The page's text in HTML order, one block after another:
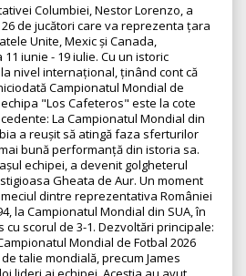
Columbiei, Nestor Lorenzo, a
de jucători care va reprezenta țara
Unite, Mexic și Canada,
iunie - 19 iulie. Cu un istoric
nivel internațional, ținând cont că
Campionatul Mondial de
"Los Cafeteros" este la cote
La Campionatul Mondial din
a reușit să atingă faza sferturilor
bună performanță din istoria sa.
echipei, a devenit golgheterul
Gheata de Aur. Un moment
dintre reprezentativa României
la Campionatul Mondial din SUA, în
scorul de 3-1. Dezvoltări principale:
Mondial de Fotbal 2026
talie mondială, precum James